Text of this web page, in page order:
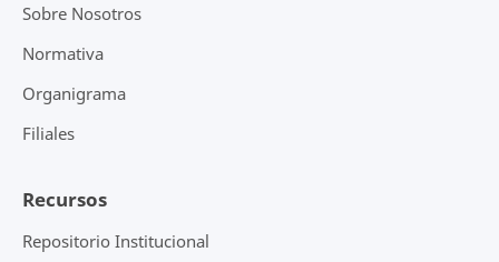
Sobre Nosotros
Normativa
Organigrama
Filiales
Recursos
Repositorio Institucional